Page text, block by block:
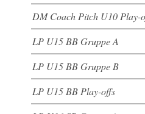
DM Coach Pitch U10 Play-
LP U15 BB Gruppe A
LP U15 BB Gruppe B
LP U15 BB Play-offs